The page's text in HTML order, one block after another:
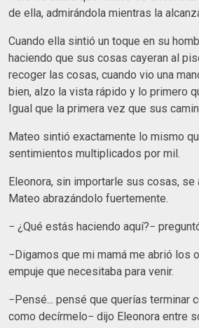
de ella, admirándola mientras la
Cuando ella sintió un toque en su
haciendo que sus cosas cayeran al
recoger las cosas, cuando vio una
bien, alzo la vista rápido y lo primero
Igual que la primera vez que sus
Mateo sintió exactamente lo mismo
sentimientos multiplicados por mil.
Eleonora, sin importarle sus cosas, se
Mateo abrazándolo fuertemente.
− ¿Qué estás haciendo aquí?−
−Digamos que mi mamá me abrió los
empuje que necesitaba para venir.
−Pensé... pensé que querías terminar
como decírmelo− dijo Eleonora entre